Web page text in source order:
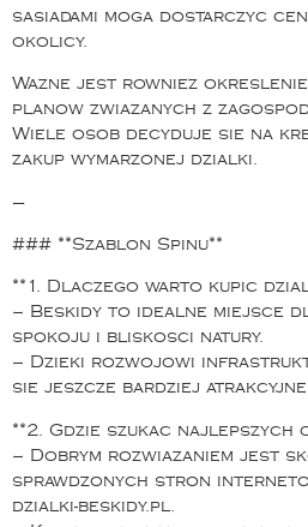
sasiadami moga dostarczyc
okolicy.
Wazne jest rowniez
planow zwiazanych z
Wiele osob decyduje sie na
zakup wymarzonej dzialki.
—
### **Szablon Spinu**
**1. Dlaczego warto kupic
– Beskidy to idealne miejsce
spokoju i bliskosci natury.
– Dzieki rozwojowi
sie jeszcze bardziej atrakcyjne.
**2. Gdzie szukac najlepszych
– Dobrym rozwiazaniem jest
sprawdzonych stron
dzialki-beskidy.pl.